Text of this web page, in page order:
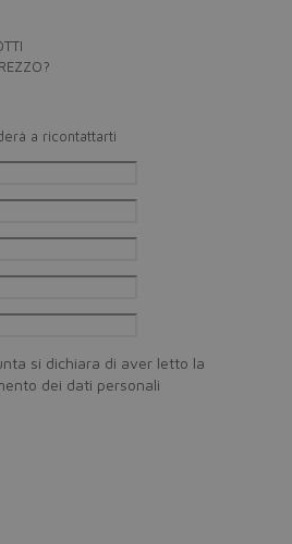
a ricontattarti
si dichiara di aver letto la
dei dati personali